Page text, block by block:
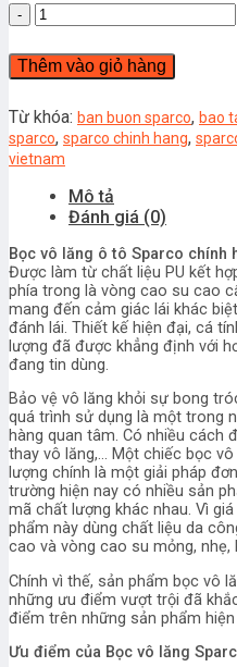
BỌC
VÔ
LĂNG
SPARCO
số
lượng
Thêm vào giỏ hàng
Từ khóa: ban buon sparco, bao
sparco, sparco chinh hang,
vietnam
Mô tả
Đánh giá (0)
Bọc vô lăng ô tô Sparco chính
Được làm từ chất liệu PU kết
phía trong là vòng cao su cao
mang đến cảm giác lái khác
đánh lái. Thiết kế hiện đại, cá
lượng đã được khẳng định với
đang tin dùng.
Bảo vệ vô lăng khỏi sự bong
quá trình sử dụng là một trong
hàng quan tâm. Có nhiều cách
thay vô lăng,… Một chiếc bọc
lượng chính là một giải pháp
trường hiện nay có nhiều sản
mã chất lượng khác nhau. Vì
phẩm này dùng chất liệu da
cao và vòng cao su mỏng, nhẹ,
Chính vì thế, sản phẩm bọc vô
những ưu điểm vượt trội đã
điểm trên những sản phẩm
Ưu điểm của Bọc vô lăng